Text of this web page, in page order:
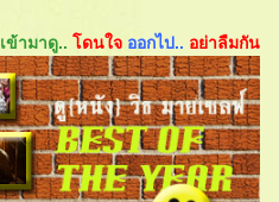
เข้ามาดู.. ดนใจ ออกไป.. อย่าลืมกัน